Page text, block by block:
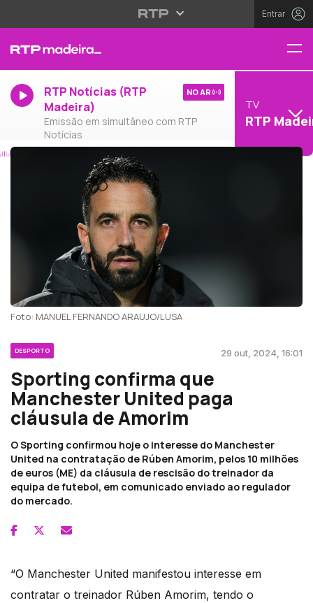
Entrar
RTP Notícias (RTP
Madeira)
Emissão em simultâneo com RTP
Notícias
NO AR
TV
RTP
Foto: MANUEL FERNANDO ARAUJO/LUSA
DESPORTO 29 out, 2024, 16:01
Sporting confirma que
Manchester United paga
cláusula de Amorim
O Sporting confirmou hoje o interesse do Manchester
United na contratação de Rúben Amorim, pelos 10 milhões
de euros (ME) da cláusula de rescisão do treinador da
equipa de futebol, em comunicado enviado ao regulador
do mercado.
“O Manchester United manifestou interesse em
contratar o treinador Rúben Amorim, tendo o